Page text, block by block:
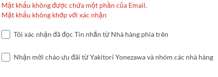
Mật khẩu không được chứa một phần của Email.
Mật khẩu không khớp với xác nhận
Tôi xác nhận đã đọc Tin nhắn từ Nhà hàng phía trên
Nhận mời chào ưu đãi từ Yakitori Yonezawa và nhóm các nhà hàng